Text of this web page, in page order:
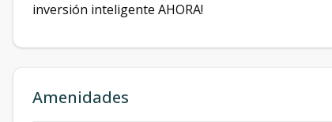
inversión inteligente AHORA!
Amenidades